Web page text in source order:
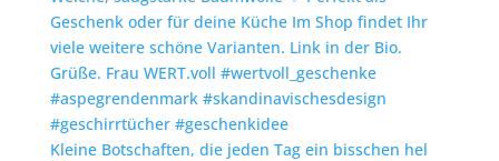
Kleine Botschaften, die jeden Tag ein bisschen hel